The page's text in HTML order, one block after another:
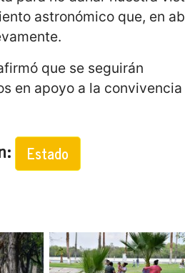
astronómico que, en
que se seguirán
en apoyo a la convivencia
Estado